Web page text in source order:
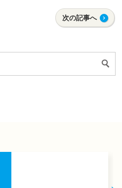
次の記事へ